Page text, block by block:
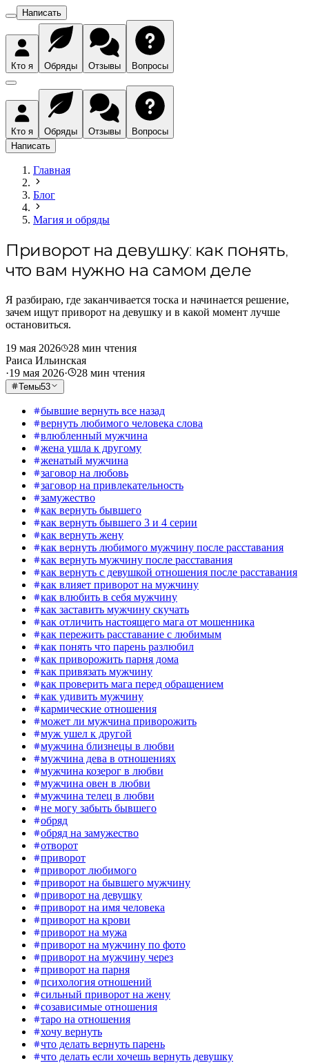
Написать
Кто я Обряды Отзывы Вопросы
Кто я Обряды Отзывы
Вопросы
Написать
Главная
Блог
Магия и обряды
Приворот на девушку: как понять,
что вам нужно на самом деле
Я разбираю, где заканчивается тоска и начинается решение,
зачем ищут приворот на девушку и в какой момент лучше
остановиться.
19 мая 2026
28 мин чтения
Раиса Ильинская
·19 мая 2026· 28 мин чтения
Темы53
бывшие вернуть все назад
вернуть любимого человека слова
влюбленный мужчина
жена ушла к другому
женатый мужчина
заговор на любовь
заговор на привлекательность
замужество
как вернуть бывшего
как вернуть бывшего 3 и 4 серии
как вернуть жену
как вернуть любимого мужчину после расставания
как вернуть мужчину после расставания
как вернуть с девушкой отношения после расставания
как влияет приворот на мужчину
как влюбить в себя мужчину
как заставить мужчину скучать
как отличить настоящего мага от мошенника
как пережить расставание с любимым
как понять что парень разлюбил
как приворожить парня дома
как привязать мужчину
как проверить мага перед обращением
как удивить мужчину
кармические отношения
может ли мужчина приворожить
муж ушел к другой
мужчина близнецы в любви
мужчина дева в отношениях
мужчина козерог в любви
мужчина овен в любви
мужчина телец в любви
не могу забыть бывшего
обряд
обряд на замужество
отворот
приворот
приворот любимого
приворот на бывшего мужчину
приворот на девушку
приворот на имя человека
приворот на крови
приворот на мужа
приворот на мужчину по фото
приворот на мужчину через
приворот на парня
психология отношений
сильный приворот на жену
созависимые отношения
таро на отношения
хочу вернуть
что делать вернуть парень
что делать если хочешь вернуть девушку